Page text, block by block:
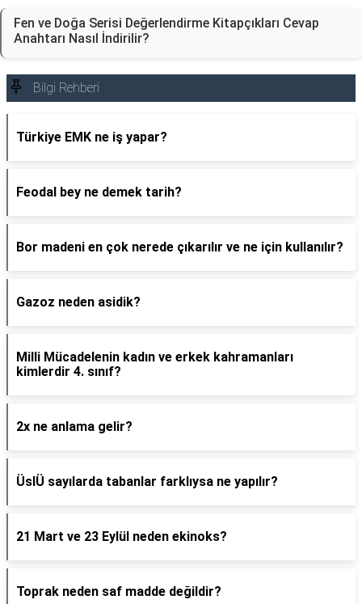
Fen ve Doğa Serisi Değerlendirme Kitapçıkları Cevap
Anahtarı Nasıl İndirilir?
Bilgi Rehberi
Türkiye EMK ne iş yapar?
Feodal bey ne demek tarih?
Bor madeni en çok nerede çıkarılır ve ne için kullanılır?
Gazoz neden asidik?
Milli Mücadelenin kadın ve erkek kahramanları
kimlerdir 4. sınıf?
2x ne anlama gelir?
ÜslÜ sayılarda tabanlar farklıysa ne yapılır?
21 Mart ve 23 Eylül neden ekinoks?
Toprak neden saf madde değildir?